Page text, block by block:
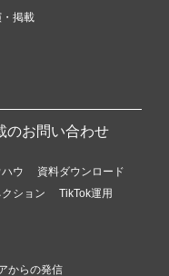
・掲載
のお問い合わせ
ウ
資料ダウンロード
ション
TikTok運用
からの発信